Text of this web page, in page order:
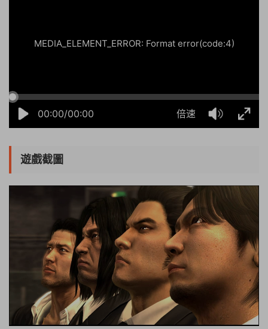
00:00/00:00 倍速
MEDIA_ELEMENT_ERROR: Format error(code:4)
遊戲截圖